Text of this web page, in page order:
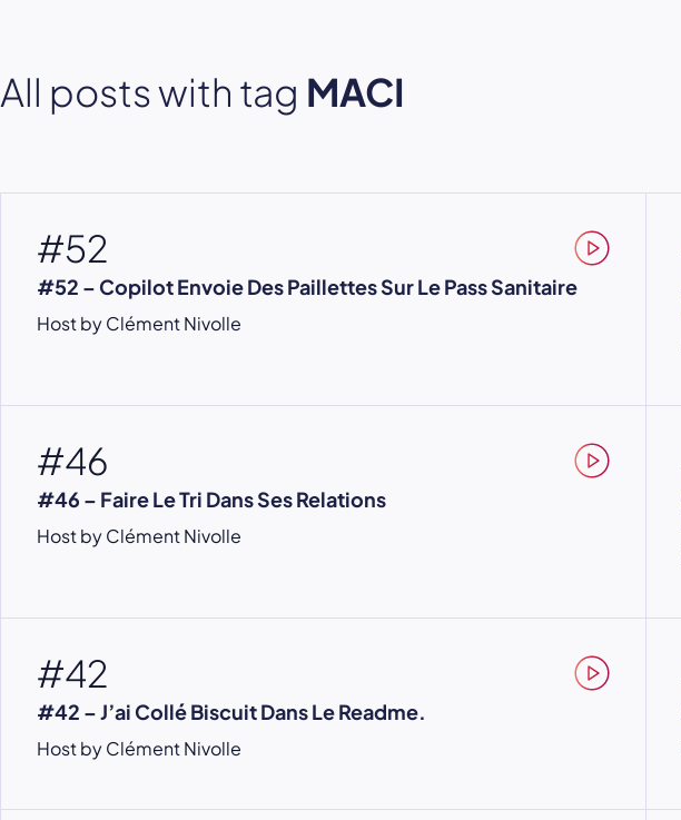
All posts with tag MACI
#52
#52 – Copilot Envoie Des Paillettes Sur Le Pass Sanitaire
Host by Clément Nivolle
#46
#46 – Faire Le Tri Dans Ses Relations
Host by Clément Nivolle
#42
#42 – J’ai Collé Biscuit Dans Le Readme.
Host by Clément Nivolle